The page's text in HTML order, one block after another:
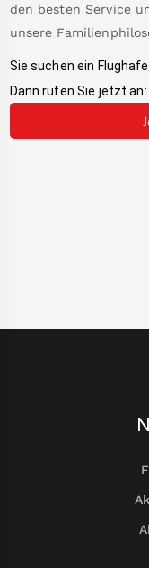
den besten Service
unsere
Sie suchen ein
Dann rufen Sie jetzt an: